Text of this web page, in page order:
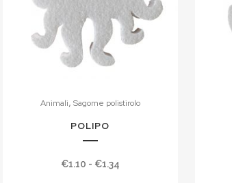
Animali, Sagome polistirolo
POLIPO
€1.10 - €1.34Fascia